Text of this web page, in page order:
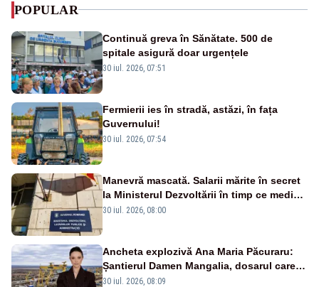
POPULAR
Continuă greva în Sănătate. 500 de
spitale asigură doar urgențele
30 iul. 2026, 07:51
Fermierii ies în stradă, astăzi, în fața
Guvernului!
30 iul. 2026, 07:54
Manevră mascată. Salarii mărite în secret
la Ministerul Dezvoltării în timp ce medicii
ies în stradă
30 iul. 2026, 08:00
Ancheta explozivă Ana Maria Păcuraru:
Șantierul Damen Mangalia, dosarul care
scufundă apărarea României
30 iul. 2026, 08:09